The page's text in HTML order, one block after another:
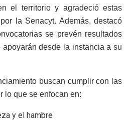
el territorio y agradeció estas
la Senacyt. Además, destacó
se prevén resultados
desde la instancia a su
buscan cumplir con las
lo que se enfocan en:
y el hambre